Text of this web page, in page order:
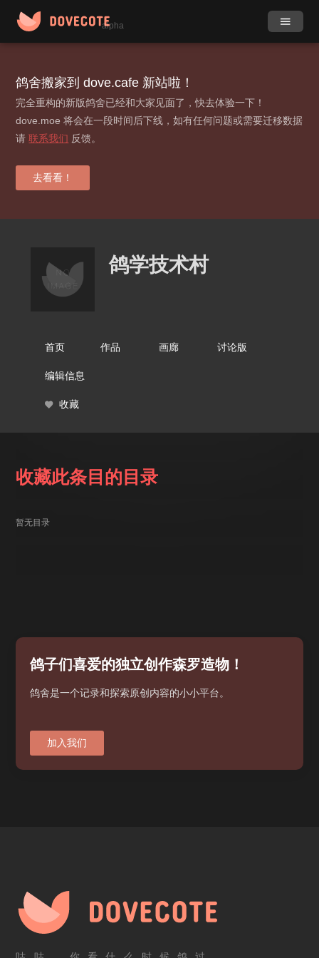
alpha
小组 目录
动态
登录 / 注册
鸽舍搬家到 dove.cafe 新站啦！
完全重构的新版鸽舍已经和大家见面了，快去体验一下！
dove.moe 将会在一段时间后下线，如有任何问题或需要迁移数据
请联系我们 反馈。
去看看！
鸽学技术村
首页 作品 画廊 讨论版
编辑信息
收藏
收藏此条目的目录
暂无目录
鸽子们喜爱的独立创作森罗造物！
鸽舍是一个记录和探索原创内容的小小平台。
加入我们